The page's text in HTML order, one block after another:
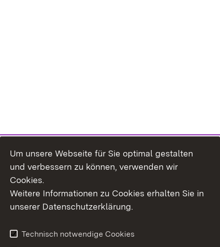
Erklärung zur
Benutzungshinweise
Um unsere Webseite für Sie optimal gestalten
und verbessern zu können, verwenden wir
Cookies.
Weitere Informationen zu Cookies erhalten Sie in
unserer Datenschutzerklärung.
Technisch notwendige Cookies